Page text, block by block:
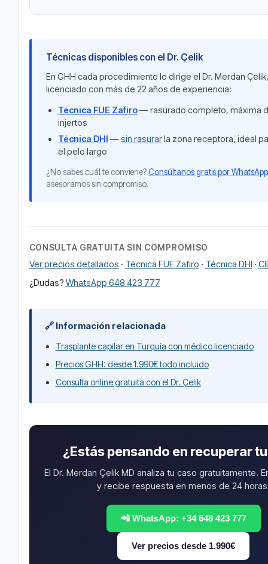
Técnicas disponibles con el Dr. Çelik
En GHH cada procedimiento lo dirige el Dr. Merdan
licenciado con más de 22 años de experiencia:
Técnica FUE Zafiro— rasurado completo, máxima
injertos
Técnica DHI —sin rasurarla zona receptora, ideal
el pelo largo
¿No sabes cuál te conviene?Consúltanos gratis por WhatsApp
asesoramos sin compromiso.
CONSULTA GRATUITA SIN COMPROMISO
Ver precios detallados · Técnica FUE Zafiro · Técnica DHI ·
¿Dudas? WhatsApp 648 423 777
🔗 Información relacionada
Trasplante capilar en Turquía con médico licenciado
Precios GHH: desde 1.990€ todo incluido
Consulta online gratuita con el Dr. Çelik
¿Estás pensando en recuperar
El Dr. Merdan Çelik MD analiza tu caso gratuitamente.
y recibe respuesta en menos de 24
📲 WhatsApp: +34 648 423 777
Ver precios desde 1.990€